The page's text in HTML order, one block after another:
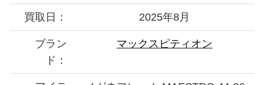
買取日： 2025年8月
ブラン
ド：
マックスピティオン